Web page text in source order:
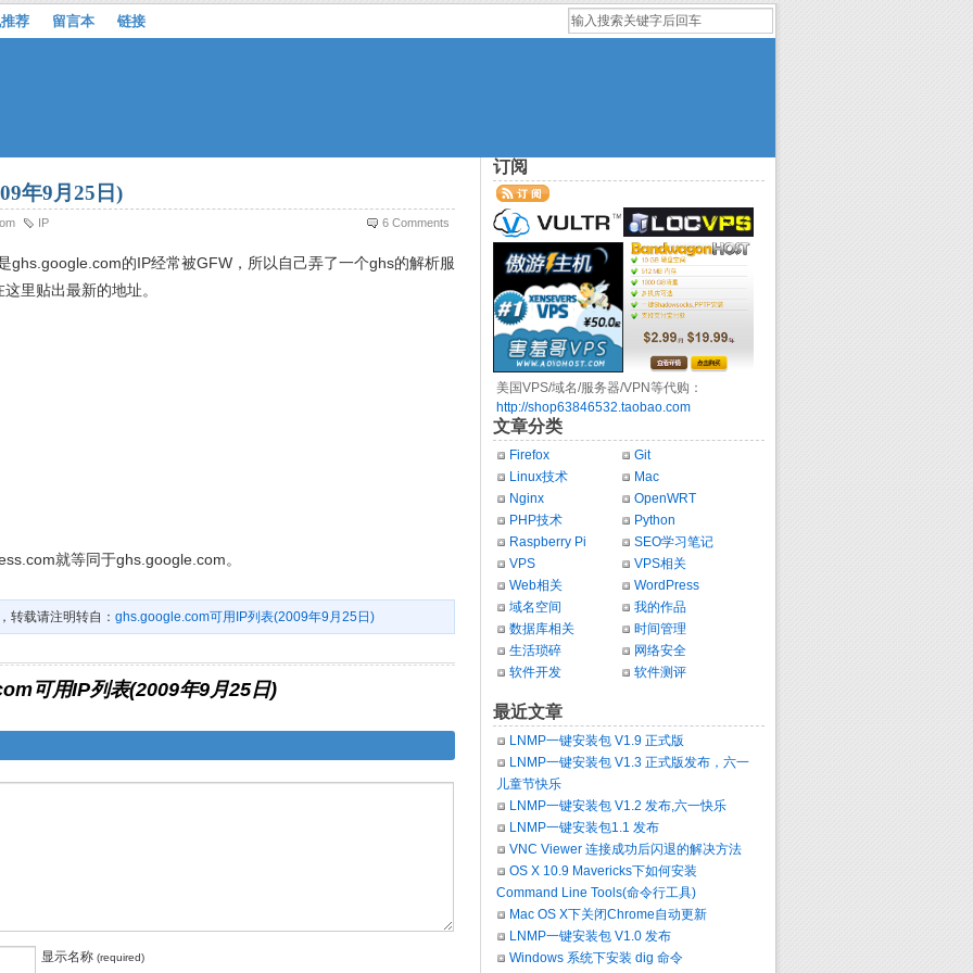
荐 留言本 链接
年9月25日)
IP 6 Comments
ghs.google.com的IP经常被GFW，所以自己弄了一个ghs的解析服
里贴出最新的地址。
就等同于ghs.google.com。
转载请注明转自： ghs.google.com可用IP列表(2009年9月25日)
可用IP列表(2009年9月25日)
显示名称 (required)
订阅
美国VPS/域名/服务器/VPN等代购：
http://shop63846532.taobao.com
文章分类
Firefox
Git
Linux技术
Mac
Nginx
OpenWRT
PHP技术
Python
Raspberry Pi
SEO学习笔记
VPS
VPS相关
Web相关
WordPress
域名空间
我的作品
数据库相关
时间管理
生活琐碎
网络安全
软件开发
软件测评
最近文章
LNMP一键安装包 V1.9 正式版
LNMP一键安装包 V1.3 正式版发布，六一
儿童节快乐
LNMP一键安装包 V1.2 发布,六一快乐
LNMP一键安装包1.1 发布
VNC Viewer 连接成功后闪退的解决方法
OS X 10.9 Mavericks下如何安装
Command Line Tools(命令行工具)
Mac OS X下关闭Chrome自动更新
LNMP一键安装包 V1.0 发布
Windows 系统下安装 dig 命令